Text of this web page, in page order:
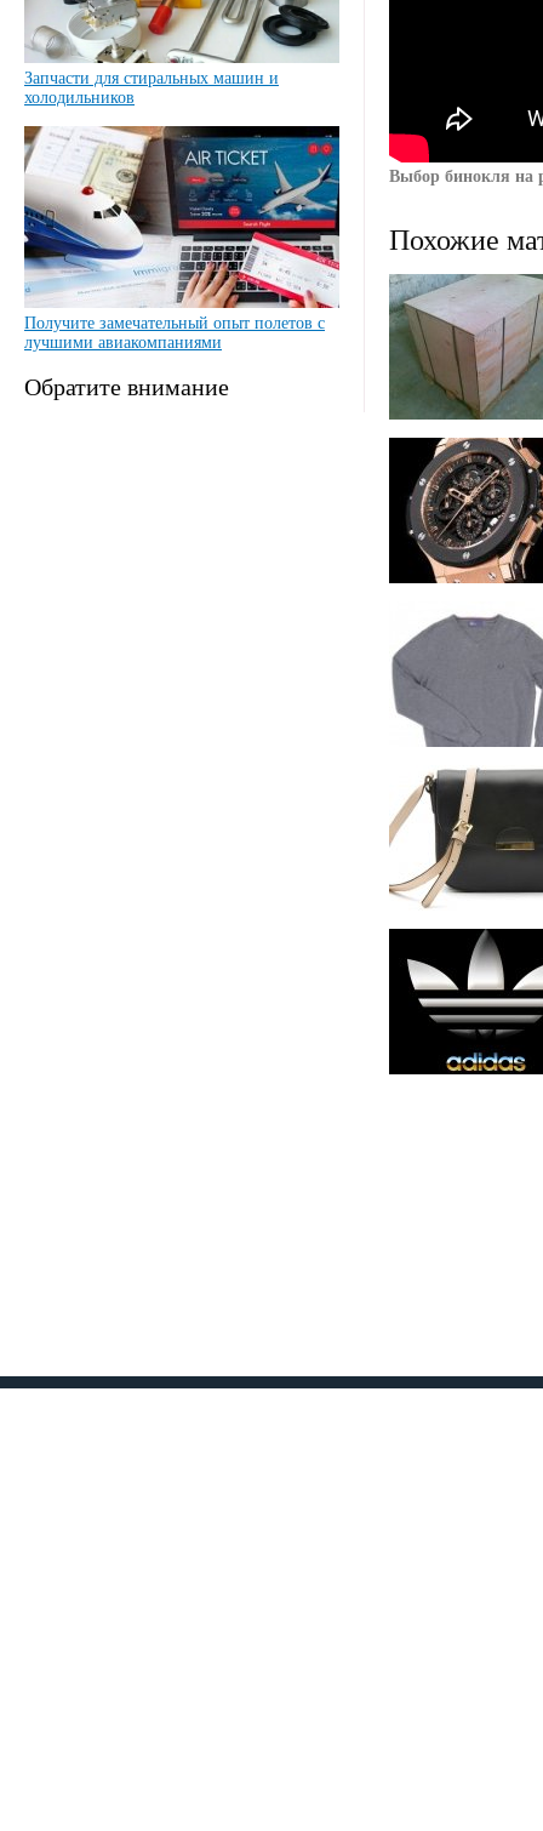
Запчасти для стиральных машин и
холодильников
Получите замечательный опыт полетов с
лучшими авиакомпаниями
Обратите внимание
Выбор бинокля на
Похожие